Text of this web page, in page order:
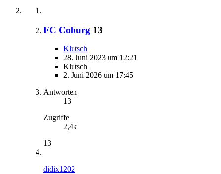
FC Coburg 13
Klutsch
28. Juni 2023 um 12:21
Klutsch
2. Juni 2026 um 17:45
Antworten
13
Zugriffe
2,4k
13
didix1202